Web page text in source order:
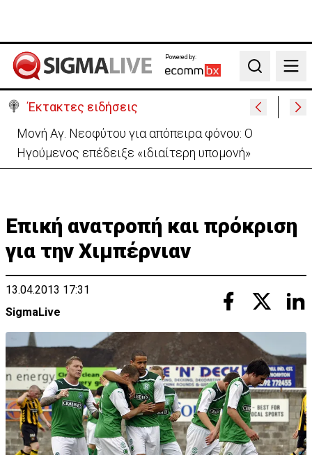
Powered by:
Search
Έκτακτες ειδήσεις
Μονή Αγ. Νεοφύτου για απόπειρα φόνου: Ο
Ηγούμενος επέδειξε «ιδιαίτερη υπομονή»
Επική ανατροπή και πρόκριση
για την Χιμπέρνιαν
13.04.2013 17:31
SigmaLive